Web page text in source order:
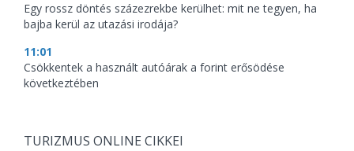
Egy rossz döntés százezrekbe kerülhet: mit ne tegyen, ha
bajba kerül az utazási irodája?
11:01
Csökkentek a használt autóárak a forint erősödése
következtében
TURIZMUS ONLINE CIKKEI